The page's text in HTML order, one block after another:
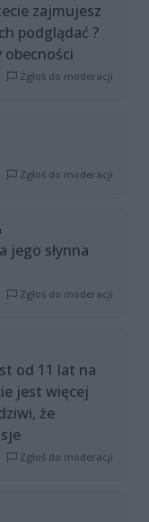
zajmujesz
podglądać ?
obecności
Zgłoś do moderacji
Zgłoś do moderacji
jego słynna
Zgłoś do moderacji
od 11 lat na
jest więcej
że
Zgłoś do moderacji